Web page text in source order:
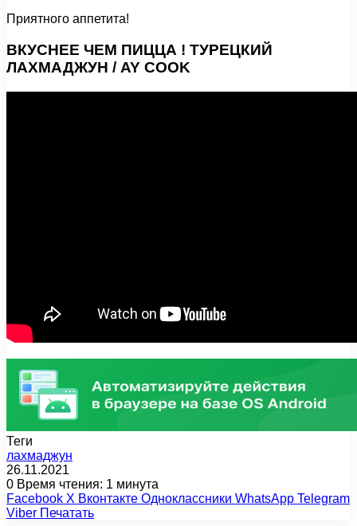
Приятного аппетита!
ВКУСНЕЕ ЧЕМ ПИЦЦА ! ТУРЕЦКИЙ
ЛАХМАДЖУН / AY COOK
Теги
лахмаджун
26.11.2021
0 Время чтения: 1 минута
Facebook X Вконтакте Одноклассники WhatsApp Telegram
Viber Печатать